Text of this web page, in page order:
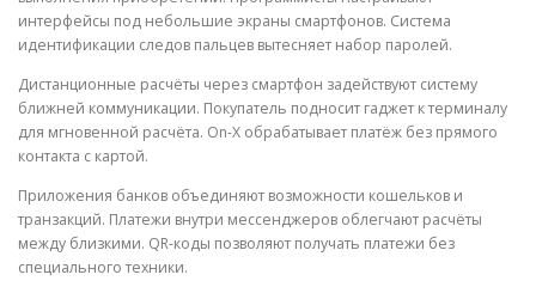
интерфейсы под небольшие экраны смартфонов. Система
идентификации следов пальцев вытесняет набор паролей.
Дистанционные расчёты через смартфон задействуют систему
ближней коммуникации. Покупатель подносит гаджет к терминалу
для мгновенной расчёта. On-X обрабатывает платёж без прямого
контакта с картой.
Приложения банков объединяют возможности кошельков и
транзакций. Платежи внутри мессенджеров облегчают расчёты
между близкими. QR-коды позволяют получать платежи без
специального техники.